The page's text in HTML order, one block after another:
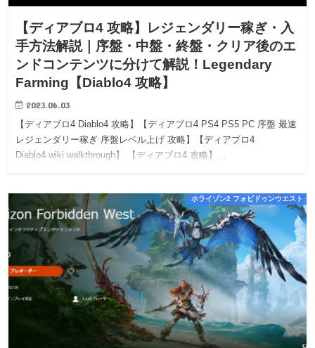
【ディアブロ4 攻略】レジェンダリー稼ぎ・入
手方法解説｜序盤・中盤・終盤・クリア後のエ
ンドコンテンツに分けて解説！Legendary
Farming【Diablo4 攻略】
2023.06.03
【ディアブロ4 Diablo4 攻略】【ディアブロ4 PS4 PS5 PC 序盤 最速
レジェンダリー稼ぎ 序盤レベル上げ 攻略】【ディアブロ4
Diablo4 wiki walkthrough】 【ディアブロ4 攻略】…
ホライゾン2 フォビドゥンウエスト